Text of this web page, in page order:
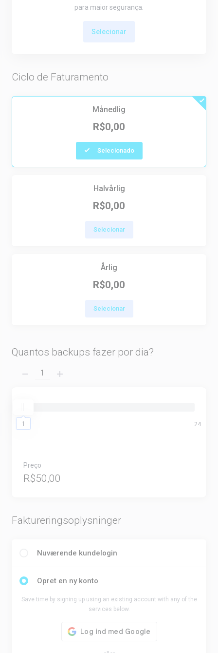
para maior segurança.
Selecionar
Ciclo de Faturamento
Månedlig
R$0,00
Selecionado
Halvårlig
R$0,00
Selecionar
Årlig
R$0,00
Selecionar
Quantos backups fazer por dia?
1 24
Preço
R$50,00
Faktureringsoplysninger
Nuværende kundelogin
Opret en ny konto
Save time by signing up using an existing account with any of the
services below.